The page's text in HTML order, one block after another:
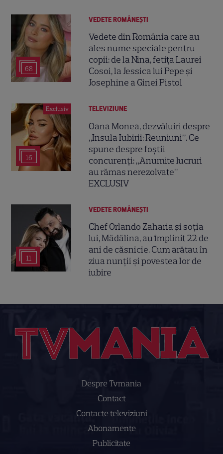
68
VEDETE ROMÂNEŞTI
Vedete din România care au
ales nume speciale pentru
copii: de la Nina, fetița Laurei
Cosoi, la Jessica lui Pepe și
Josephine a Ginei Pistol
Exclusiv
16
TELEVIZIUNE
Oana Monea, dezvăluiri despre
„Insula Iubirii: Reuniuni”. Ce
spune despre foștii
concurenți: „Anumite lucruri
au rămas nerezolvate”
EXCLUSIV
11
VEDETE ROMÂNEŞTI
Chef Orlando Zaharia și soția
lui, Mădălina, au împlinit 22 de
ani de căsnicie. Cum arătau în
ziua nunții și povestea lor de
iubire
Despre Tvmania
Contact
Contacte televiziuni
Abonamente
Publicitate